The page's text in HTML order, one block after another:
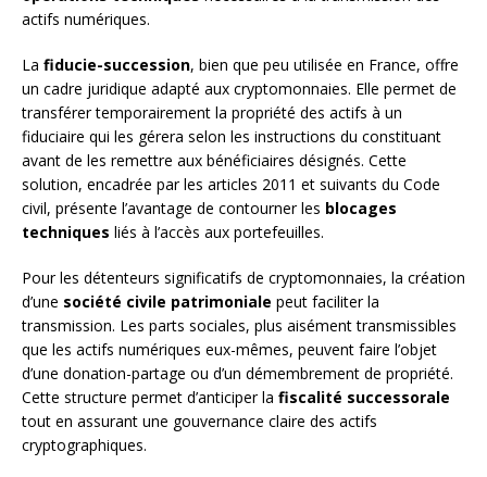
actifs numériques.
La fiducie-succession, bien que peu utilisée en France, offre
un cadre juridique adapté aux cryptomonnaies. Elle permet de
transférer temporairement la propriété des actifs à un
fiduciaire qui les gérera selon les instructions du constituant
avant de les remettre aux bénéficiaires désignés. Cette
solution, encadrée par les articles 2011 et suivants du Code
civil, présente l’avantage de contourner les blocages
techniques liés à l’accès aux portefeuilles.
Pour les détenteurs significatifs de cryptomonnaies, la création
d’une société civile patrimoniale peut faciliter la
transmission. Les parts sociales, plus aisément transmissibles
que les actifs numériques eux-mêmes, peuvent faire l’objet
d’une donation-partage ou d’un démembrement de propriété.
Cette structure permet d’anticiper la fiscalité successorale
tout en assurant une gouvernance claire des actifs
cryptographiques.